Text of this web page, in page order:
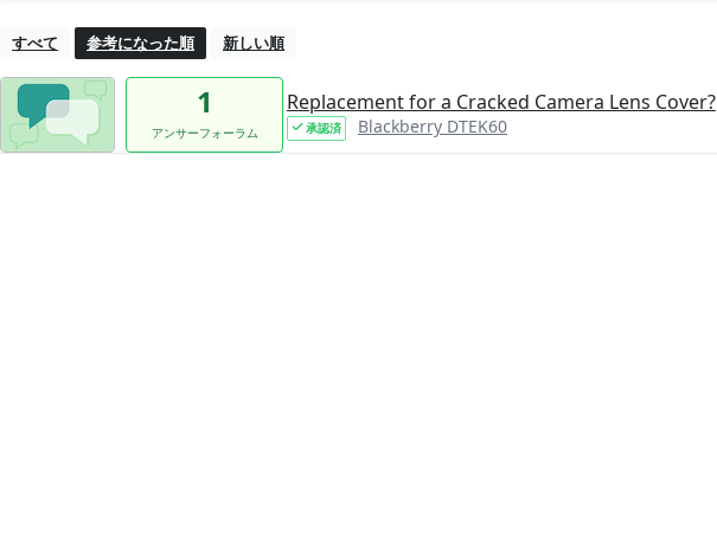
すべて 参考になった順 新しい順
1
アンサーフォーラム
Replacement for a Cracked Camera Lens Cover?
承認済 Blackberry DTEK60